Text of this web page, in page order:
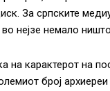
За српските
нејзе немало ништо
на карактерот на
број